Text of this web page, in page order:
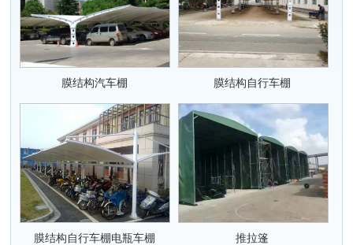
膜结构汽车棚 膜结构自行车棚
膜结构自行车棚电瓶车棚 推拉篷